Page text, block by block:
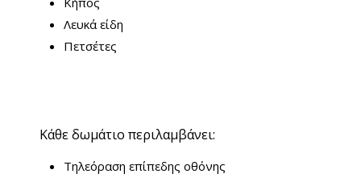
Λευκά είδη
Πετσέτες
Κάθε δωμάτιο περιλαμβάνει:
Τηλεόραση επίπεδης οθόνης